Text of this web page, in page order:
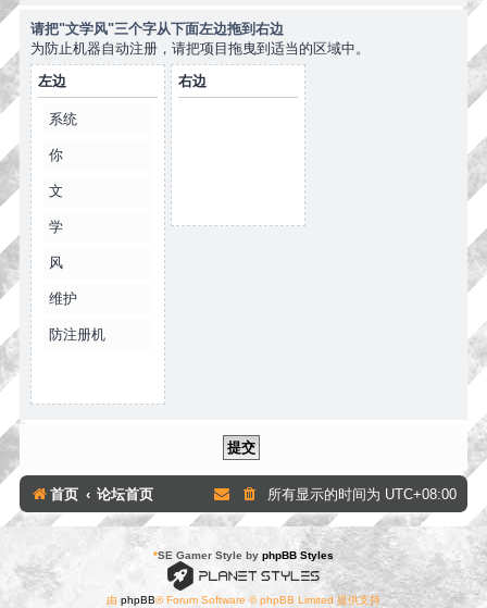
请把"文学风"三个字从下面左边拖到右边
为防止机器自动注册，请把项目拖曳到适当的区域中。
左边
系统
你
文
学
风
维护
防注册机
右边
首页 论坛首页 所有显示的时间为 UTC+08:00
*SE Gamer Style by phpBB Styles
由 phpBB® Forum Software © phpBB Limited 提供支持